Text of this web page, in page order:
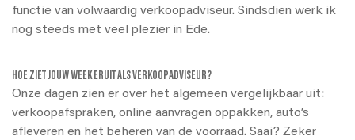
functie van volwaardig verkoopadviseur. Sindsdien werk ik
nog steeds met veel plezier in Ede.
HOE ZIET JOUW WEEK ERUIT ALS VERKOOPADVISEUR?
Onze dagen zien er over het algemeen vergelijkbaar uit:
verkoopafspraken, online aanvragen oppakken, auto’s
afleveren en het beheren van de voorraad. Saai? Zeker